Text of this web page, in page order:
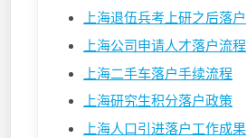
上海退伍兵考上研之后落户
上海公司申请人才落户流程
上海二手车落户手续流程
上海研究生积分落户政策
上海人口引进落户工作成果